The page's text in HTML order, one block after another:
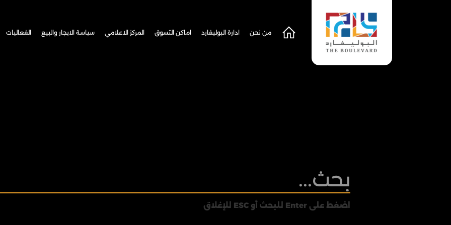
من نحن ادارة البوليفارد اماكن التسوق المركز الاعلامي سياسة الايجار والبيع الفعاليات
اضغط على Enter للبحث أو ESC للإغلاق